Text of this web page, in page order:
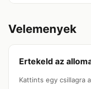
Velemenyek
Ertekeld az
Kattints egy csillagra